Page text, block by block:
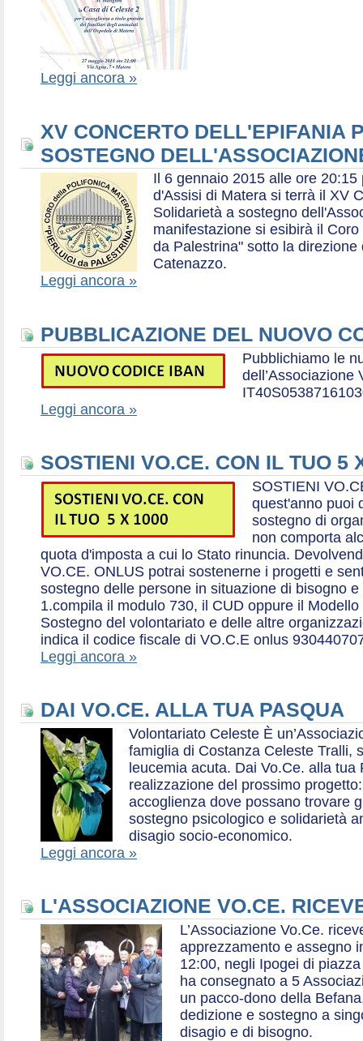
Leggi ancora »
XV CONCERTO DELL'EPIFANIA
SOSTEGNO
Il 6 gennaio 2015 alle ore
d'Assisi di Matera si terrà il XV
Solidarietà a sostegno
manifestazione si esibirà il
da Palestrina" sotto la
Catenazzo.
Leggi ancora »
PUBBLICAZIONE DEL NUOVO
Pubblichiamo le
dell’Associazione
Leggi ancora »
SOSTIENI VO.CE. CON IL TUO 5
SOSTIENI
quest'anno puoi
sostegno di
non comporta
quota d'imposta a cui lo Stato rinuncia.
VO.CE. ONLUS potrai sostenerne i progetti e
sostegno delle persone in situazione di bisogno
1.compila il modulo 730, il CUD oppure il
Sostegno del volontariato e delle altre
indica il codice fiscale di VO.C.E onlus
Leggi ancora »
DAI VO.CE. ALLA TUA PASQUA
Volontariato Celeste È
famiglia di Costanza Celeste Tralli,
leucemia acuta. Dai Vo.Ce. alla tua
realizzazione del prossimo
accoglienza dove possano trovare
sostegno psicologico e solidarietà
disagio socio-economico.
Leggi ancora »
L'ASSOCIAZIONE VO.CE.
L’Associazione Vo.Ce.
apprezzamento e assegno
12:00, negli Ipogei di
ha consegnato a 5
un pacco-dono della
dedizione e sostegno a
disagio e di bisogno.